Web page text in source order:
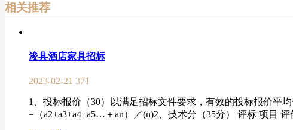
相关推荐
浚县酒店家具招标
2023-02-21 371
1、投标报价（30）以满足招标文件要求，有效的投标报价平
=（a2+a3+a4+a5…＋an）／(n)2、技术分（35分） 评标 项目